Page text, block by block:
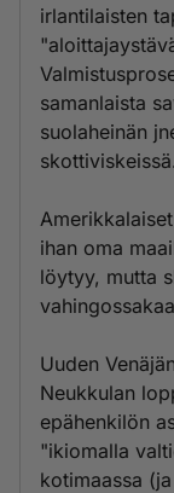
irlantilaisten
samanlaista
suolaheinän
skottiviskeissä.
ihan oma
löytyy, mutta
Uuden
Neukkulan
epähenkilön
"ikiomalla
kotimaassa